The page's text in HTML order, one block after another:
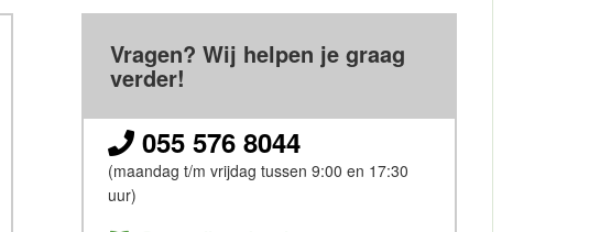
Vragen? Wij helpen je graag
verder!
055 576 8044
(maandag t/m vrijdag tussen 9:00 en 17:30
uur)